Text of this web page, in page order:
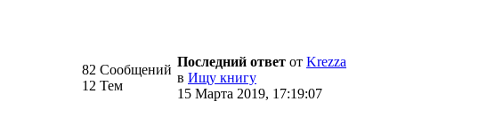
82 Сообщений
12 Тем
Последний ответ от Krezza
в Ищу книгу
15 Марта 2019, 17:19:07